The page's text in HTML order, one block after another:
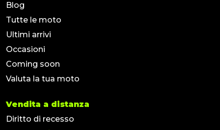
Blog
Tutte le moto
Ultimi arrivi
Occasioni
Coming soon
Valuta la tua moto
Vendita a distanza
Diritto di recesso